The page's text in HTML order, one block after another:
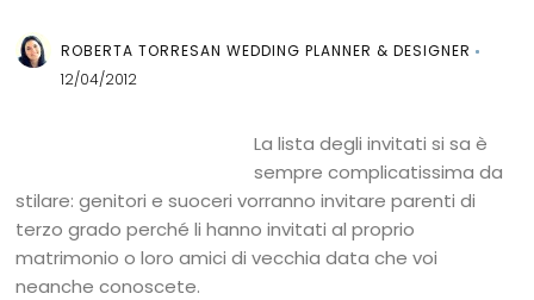
ROBERTA TORRESAN WEDDING PLANNER & DESIGNER
12/04/2012
La lista degli invitati si sa è
sempre complicatissima da
stilare: genitori e suoceri vorranno invitare parenti di
terzo grado perché li hanno invitati al proprio
matrimonio o loro amici di vecchia data che voi
neanche conoscete.